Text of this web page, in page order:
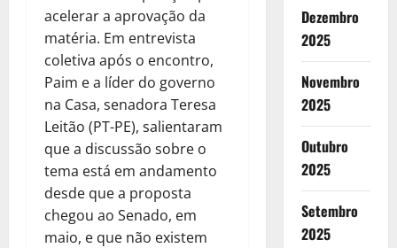
acelerar a aprovação da
matéria. Em entrevista
coletiva após o encontro,
Paim e a líder do governo
na Casa, senadora Teresa
Leitão (PT-PE), salientaram
que a discussão sobre o
tema está em andamento
desde que a proposta
chegou ao Senado, em
maio, e que não existem
Dezembro
2025
Novembro
2025
Outubro
2025
Setembro
2025